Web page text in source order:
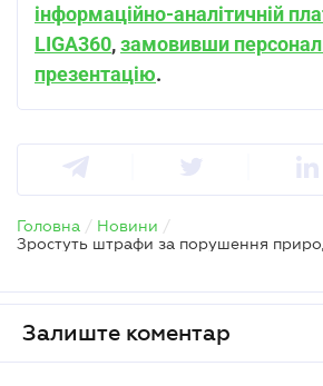
інформаційно-аналітичній
LIGA360,замовивши
презентацію.
Головна / Новини /
Залиште коментар